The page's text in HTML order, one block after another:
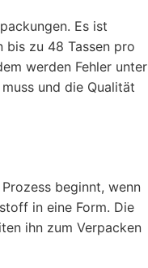
Es ist
bis zu 48 Tassen pro
werden Fehler unter
und die Qualität
beginnt, wenn
in eine Form. Die
ihn zum Verpacken